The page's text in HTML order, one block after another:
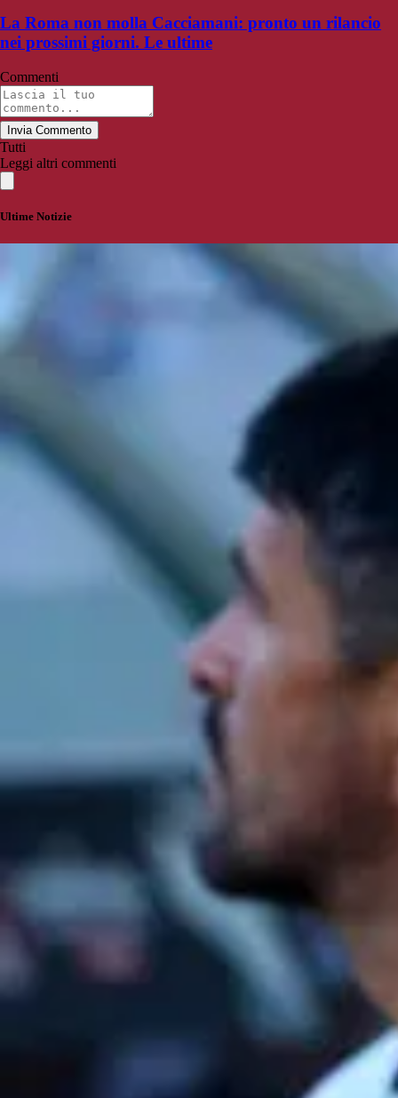
La Roma non molla Cacciamani: pronto un rilancio
nei prossimi giorni. Le ultime
Commenti
Invia Commento
Tutti
Leggi altri commenti
Ultime Notizie